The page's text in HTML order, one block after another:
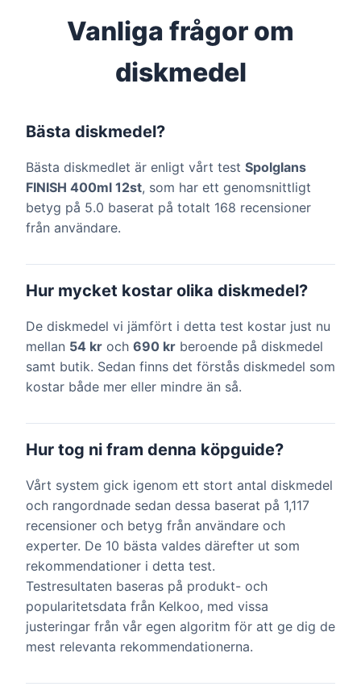
Vanliga frågor om
diskmedel
Bästa diskmedel?
Bästa diskmedlet är enligt vårt test Spolglans
FINISH 400ml 12st, som har ett genomsnittligt
betyg på 5.0 baserat på totalt 168 recensioner
från användare.
Hur mycket kostar olika diskmedel?
De diskmedel vi jämfört i detta test kostar just nu
mellan 54 kr och 690 kr beroende på diskmedel
samt butik. Sedan finns det förstås diskmedel som
kostar både mer eller mindre än så.
Hur tog ni fram denna köpguide?
Vårt system gick igenom ett stort antal diskmedel
och rangordnade sedan dessa baserat på 1,117
recensioner och betyg från användare och
experter. De 10 bästa valdes därefter ut som
rekommendationer i detta test.
Testresultaten baseras på produkt- och
popularitetsdata från Kelkoo, med vissa
justeringar från vår egen algoritm för att ge dig de
mest relevanta rekommendationerna.